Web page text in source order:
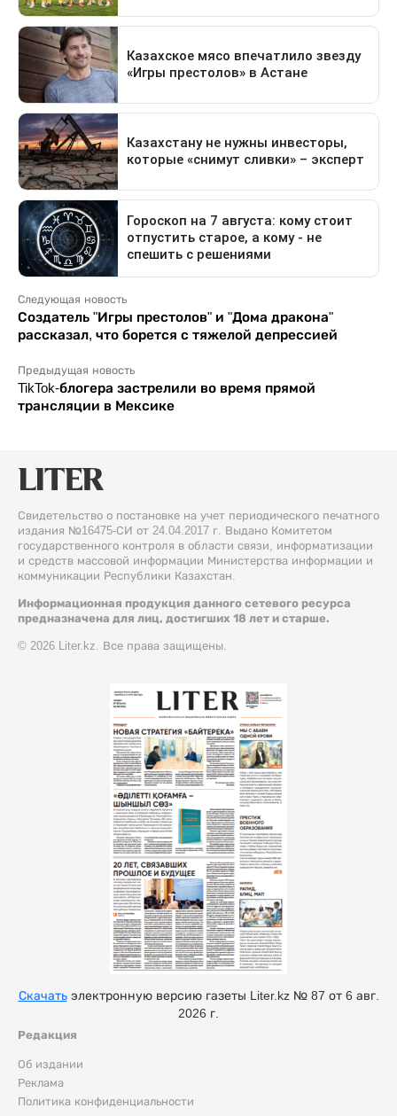
Следующая новость
Создатель "Игры престолов" и "Дома дракона"
рассказал, что борется с тяжелой депрессией
Предыдущая новость
TikTok-блогера застрелили во время прямой
трансляции в Мексике
Свидетельство о постановке на учет периодического печатного
издания №16475-СИ от 24.04.2017 г. Выдано Комитетом
государственного контроля в области связи, информатизации
и средств массовой информации Министерства информации и
коммуникации Республики Казахстан.
Информационная продукция данного сетевого ресурса
предназначена для лиц, достигших 18 лет и старше.
© 2026 Liter.kz. Все права защищены.
Редакция
Об издании
Реклама
Политика конфиденциальности
Скачатьэлектронную версию газеты Liter.kz № 87 от 6 авг.
2026 г.